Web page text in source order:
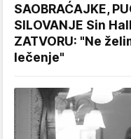
SAOBRAĆAJKE,
SILOVANJE Sin
ZATVORU: "Ne
lečenje"